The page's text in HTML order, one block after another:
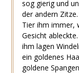
sog gierig und
der andern
Tier ihm immer,
Gesicht ableckte.
ihm lagen
ein goldenes
goldene